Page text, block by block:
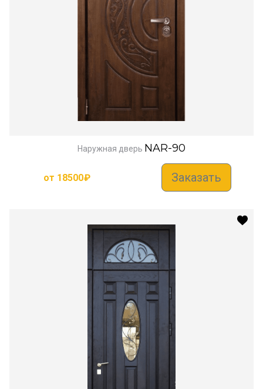
Наружная дверь NAR-90
от 18500₽ Заказать